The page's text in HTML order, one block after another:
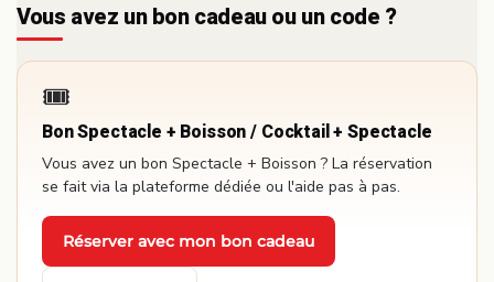
Vous avez un bon cadeau ou un code ?
🎟️
Bon Spectacle + Boisson / Cocktail + Spectacle
Vous avez un bon Spectacle + Boisson ? La réservation
se fait via la plateforme dédiée ou l'aide pas à pas.
Réserver avec mon bon cadeau